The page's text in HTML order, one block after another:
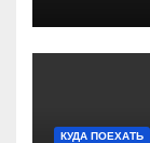
КУДА ПОЕХАТЬ